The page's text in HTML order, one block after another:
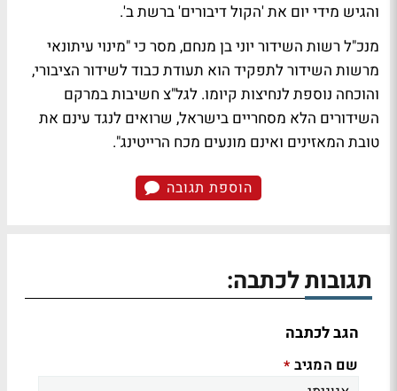
והגיש מידי יום את 'הקול דיבורים' ברשת ב'.
מנכ"ל רשות השידור יוני בן מנחם, מסר כי "מינוי עיתונאי
מרשות השידור לתפקיד הוא תעודת כבוד לשידור הציבורי,
והוכחה נוספת לנחיצות קיומו. לגל"צ חשיבות במרקם
השידורים הלא מסחריים בישראל, שרואים לנגד עינם את
טובת המאזינים ואינם מונעים מכח הרייטינג".
הוספת תגובה
תגובות לכתבה:
הגב לכתבה
שם המגיב *